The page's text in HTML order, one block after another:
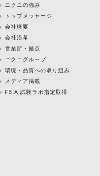
ニクニの強み
トップメッセージ
会社概要
会社沿革
営業所・拠点
ニクニグループ
環境・品質への取り組み
メディア掲載
FBIA 試験ラボ指定取得